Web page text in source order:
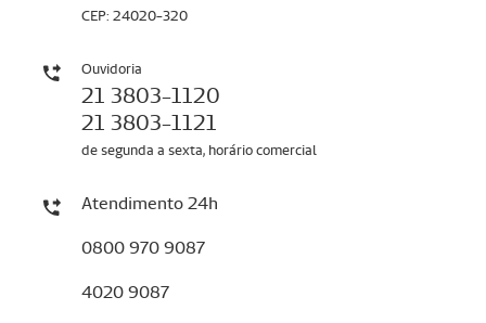
CEP: 24020-320
Ouvidoria
21 3803-1120
21 3803-1121
de segunda a sexta, horário comercial
Atendimento 24h
0800 970 9087
4020 9087